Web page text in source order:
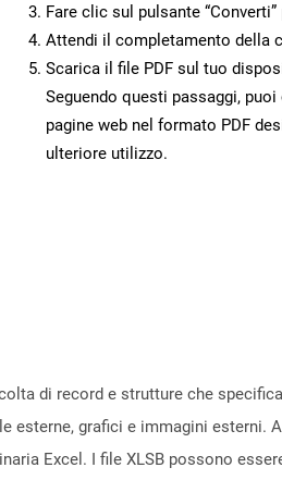
Fare clic sul pulsante
Attendi il completamento della
Scarica il file PDF sul tuo
Seguendo questi passaggi,
pagine web nel formato PDF
ulteriore utilizzo.
di record e strutture che
grafici e immagini esterni.
Excel. I file XLSB possono